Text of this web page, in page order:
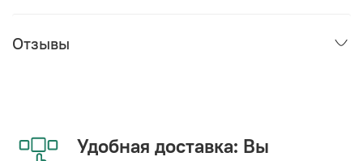
Отзывы
Удобная доставка: Вы